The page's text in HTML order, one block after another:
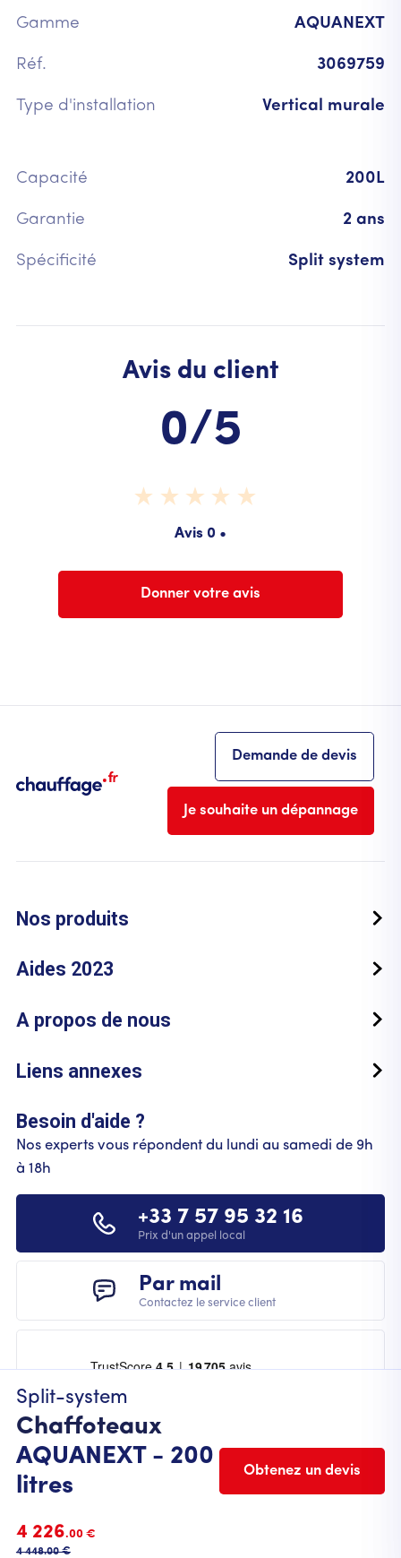
Gamme AQUANEXT
Réf. 3069759
Type d'installation Vertical murale
Capacité 200L
Garantie 2 ans
Spécificité Split system
Avis du client
0/5
Avis 0 •
Donner votre avis
Split-system
Chaffoteaux
AQUANEXT - 200
litres
4 226.00 €
4 448.00 €
Obtenez un devis
Demande de devis
Je souhaite un dépannage
Nos produits
Aides 2023
A propos de nous
Liens annexes
Besoin d'aide ?
Nos experts vous répondent du lundi au samedi de 9h
à 18h
+33 7 57 95 32 16
Prix d'un appel local
Par mail
Contactez le service client